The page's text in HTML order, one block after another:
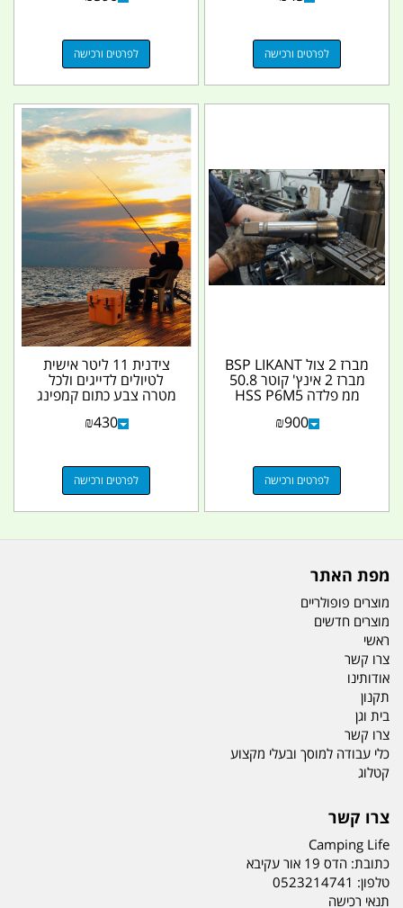
לפרטים ורכישה לפרטים ורכישה
מברז 2 צול BSP LIKANT
מברז 2 אינץ' קוטר 50.8
ממ פלדה HSS P6M5
₪900
לפרטים ורכישה
צידנית 11 ליטר אישית
לטיולים לדייגים ולכל
מטרה צבע כתום קמפינג
₪430
לפרטים ורכישה
מפת האתר
מוצרים פופולריים
מוצרים חדשים
ראשי
צרו קשר
אודותינו
תקנון
בית וגן
צרו קשר
כלי עבודה למוסך ובעלי מקצוע
קטלוג
צרו קשר
Camping Life
כתובת: הדס 19 אור עקיבא
טלפון: 0523214741
תנאי רכישה